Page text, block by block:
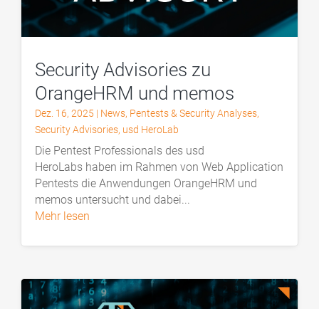
Security Advisories zu
OrangeHRM und memos
Dez. 16, 2025 | News, Pentests & Security Analyses,
Security Advisories, usd HeroLab
Die Pentest Professionals des usd
HeroLabs haben im Rahmen von Web Application
Pentests die Anwendungen OrangeHRM und
memos untersucht und dabei...
mehr lesen